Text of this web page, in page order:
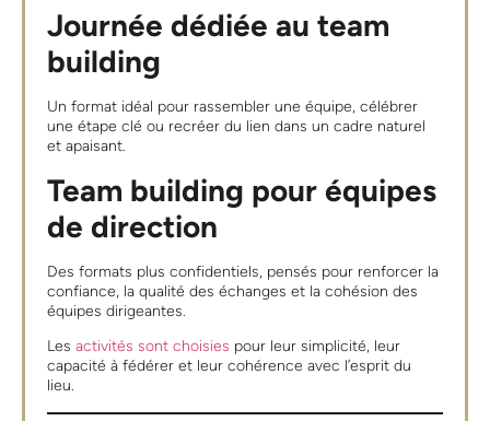
Journée dédiée au team
building
Un format idéal pour rassembler une équipe, célébrer
une étape clé ou recréer du lien dans un cadre naturel
et apaisant.
Team building pour équipes
de direction
Des formats plus confidentiels, pensés pour renforcer la
confiance, la qualité des échanges et la cohésion des
équipes dirigeantes.
Lesactivités sont choisies pour leur simplicité, leur
capacité à fédérer et leur cohérence avec l’esprit du
lieu.